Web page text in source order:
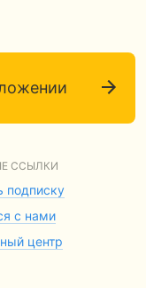
ССЫЛКИ
подписку
с нами
центр